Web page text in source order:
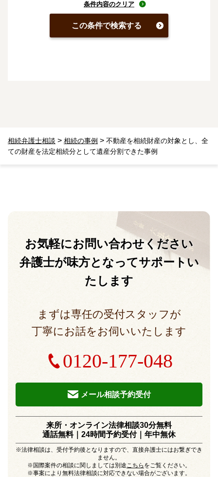
条件内容のクリア
この条件で検索する
相続弁護士相談 > 相続の事例 > 不動産を相続財産の対象とし、全
ての財産を法定相続分として遺産分割できた事例
お気軽にお問い合わせください
弁護士が味方となってサポートい
たします
まずは専任の受付スタッフが
丁寧にお話をお伺いいたします
0120-177-048
メール相談予約受付
来所・オンライン法律相談30分無料
通話無料｜24時間予約受付｜年中無休
※法律相談は、受付予約後となりますので、直接弁護士にはお繋ぎでき
ません。
※国際案件の相談に関しましては別途 こちら をご覧ください。
※事案により無料法律相談に対応できない場合がございます。